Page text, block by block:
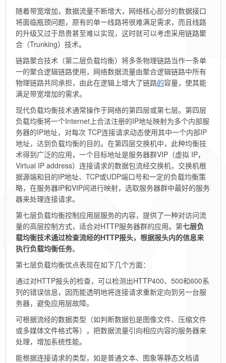
随着带宽增加，数据流量不断增大，网络核心部分的数据接口
将面临瓶颈问题，原有的单一线路将很难满足需求，而且线路
的升级又过于昂贵甚至难以实现，这时就可以考虑采用链路聚
合（Trunking）技术。
链路聚合技术（第二层负载均衡）将多条物理链路当作一条单
一的聚合逻辑链路使用，网络数据流量由聚合逻辑链路中所有
物理链路共同承担，由此在逻辑上增大了链路的容量，使其能
满足带宽增加的需求。
现代负载均衡技术通常操作于网络的第四层或第七层。第四层
负载均衡将一个Internet上合法注册的IP地址映射为多个内部服
务器的IP地址，对每次 TCP连接请求动态使用其中一个内部IP
地址，达到负载均衡的目的。在第四层交换机中，此种均衡技
术得到广泛的应用，一个目标地址是服务器群VIP（虚拟 IP，
Virtual IP address）连接请求的数据包流经交换机，交换机根
据源端和目的IP地址、TCP或UDP端口号和一定的负载均衡策
略，在服务器IP和VIP间进行映射，选取服务器群中最好的服务
器来处理连接请求。
第七层负载均衡控制应用层服务的内容，提供了一种对访问流
量的高层控制方式，适合对HTTP服务器群的应用。第七层负
载均衡技术通过检查流经的HTTP报头，根据报头内的信息来
执行负载均衡任务。
第七层负载均衡优点表现在如下几个方面：
通过对HTTP报头的检查，可以检测出HTTP400、500和600系
列的错误信息，因而能透明地将连接请求重新定向到另一台服
务器，避免应用层故障。
可根据流经的数据类型（如判断数据包是图像文件、压缩文件
或多媒体文件格式等），把数据流量引向相应内容的服务器来
处理，增加系统性能。
能根据连接请求的类型，如是普通文本、图象等静态文档请